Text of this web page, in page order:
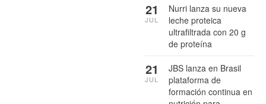
Nurri lanza su nueva
leche proteica
ultrafiltrada con 20 g
de proteína
21
JUL
JBS lanza en Brasil
plataforma de
formación continua en
21
JUL